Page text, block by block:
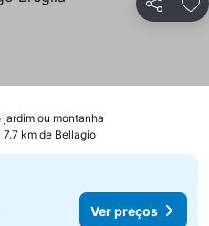
Partilhar
ou montanha
7.7 km de Bellagio
Ver preços